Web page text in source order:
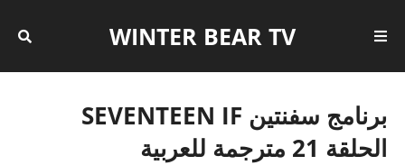
WINTER BEAR TV
برنامج سفنتين SEVENTEEN IF
الحلقة 21 مترجمة للعربية